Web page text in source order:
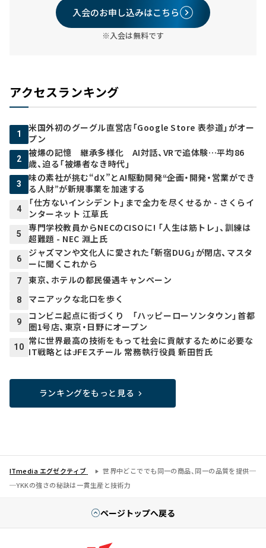
入会のお申し込みはこちら
※入会は無料です
アクセスランキング
1
米国外初のグーグル直営店「Google Store 表参道」がオー
プン
2
被爆の記憶 継承多様化 AI対話、VRで追体験…平均86
歳、迫る「被爆者なき時代」
3
味の素社が挑む“dX”とAI駆動開発――“企画・開発・営業ができ
る人財”が新規事業を加速する
4
「仕方ないインシデント」まで全力を尽くせるか - さくらイ
ンターネット 江草氏
5
専門学校教員からNECのCISOに! 「人生は筋トレ」、訓練は
超難題 - NEC 淵上氏
6
ジャズマンや文化人に愛された「新宿DUG」が閉店、マスタ
ーに聞くこれから
7 東京、ホテルの都民優遇キャンペーン
8 マニアックな北口を歩く
9
コンビニ起点に街づくり 「ハッピーローソンタウン」首都
圏1号店、東京・日野にオープン
10
常に世界最高の技術をもって社会に貢献するために必要な
IT戦略とは――JFEスチール 常務執行役員 新田哲氏
ランキングをもっと見る
ITmedia エグゼクティブ
世界中どこででも同一の商品、同一の品質を提供─
─YKKの強さの秘訣は一貫生産と技術力
ページトップへ戻る